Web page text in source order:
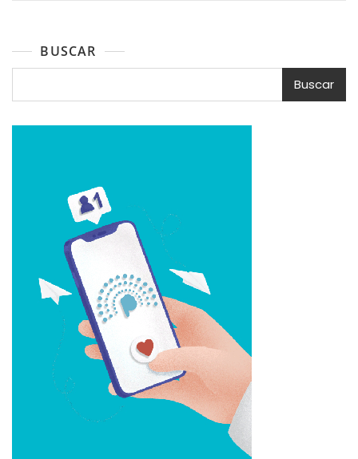
BUSCAR
Buscar